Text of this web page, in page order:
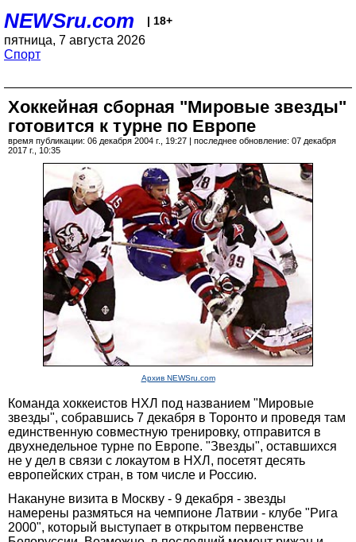
NEWSru.com | 18+
пятница, 7 августа 2026
Спорт
Хоккейная сборная "Мировые звезды"
готовится к турне по Европе
время публикации: 06 декабря 2004 г., 19:27 | последнее обновление: 07 декабря
2017 г., 10:35
Архив NEWSru.com
Команда хоккеистов НХЛ под названием "Мировые
звезды", собравшись 7 декабря в Торонто и проведя там
единственную совместную тренировку, отправится в
двухнедельное турне по Европе. "Звезды", оставшихся
не у дел в связи с локаутом в НХЛ, посетят десять
европейских стран, в том числе и Россию.
Накануне визита в Москву - 9 декабря - звезды
намерены размяться на чемпионе Латвии - клубе "Рига
2000", который выступает в открытом первенстве